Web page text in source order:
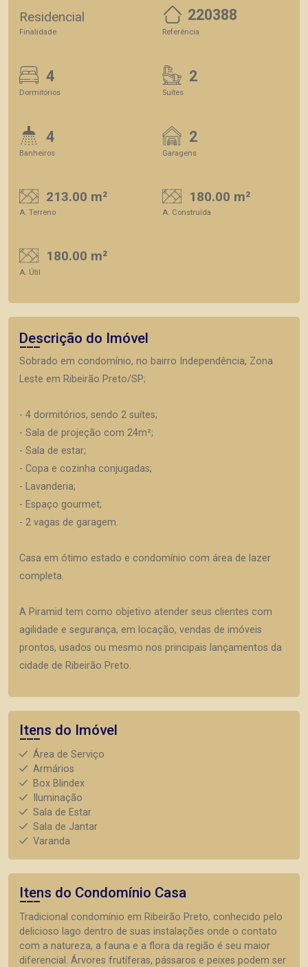
Residencial
Finalidade
220388
Referência
4
Dormitórios
2
Suítes
4
Banheiros
2
Garagens
213.00 m²
A. Terreno
180.00 m²
A. Construída
180.00 m²
A. Útil
Descrição do Imóvel
Sobrado em condomínio, no bairro Independência, Zona
Leste em Ribeirão Preto/SP;
- 4 dormitórios, sendo 2 suítes;
- Sala de projeção com 24m²;
- Sala de estar;
- Copa e cozinha conjugadas;
- Lavanderia;
- Espaço gourmet;
- 2 vagas de garagem.
Casa em ótimo estado e condomínio com área de lazer
completa.
A Piramid tem como objetivo atender seus clientes com
agilidade e segurança, em locação, vendas de imóveis
prontos, usados ou mesmo nos principais lançamentos da
cidade de Ribeirão Preto.
Itens do Imóvel
Área de Serviço
Armários
Box Blindex
Iluminação
Sala de Estar
Sala de Jantar
Varanda
Itens do Condomínio Casa
Tradicional condomínio em Ribeirão Preto, conhecido pelo
delicioso lago dentro de suas instalações onde o contato
com a natureza, a fauna e a flora da região é seu maior
diferencial. Árvores frutíferas, pássaros e peixes podem ser